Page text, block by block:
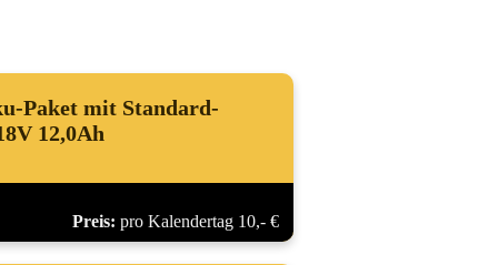
Paket mit Standard-
12,0Ah
Preis: pro Kalendertag 10,- €